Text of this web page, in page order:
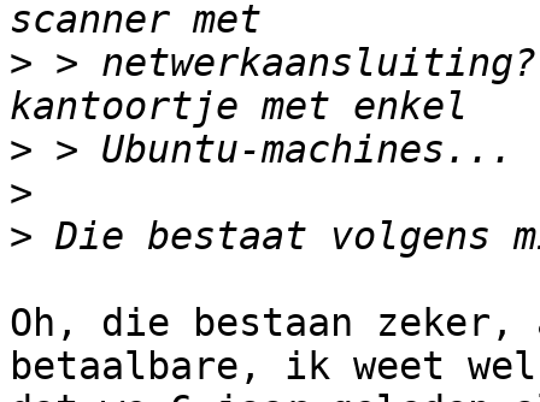
> >
>
>
>
Oh, die bestaan
betaalbare, ik weet wel